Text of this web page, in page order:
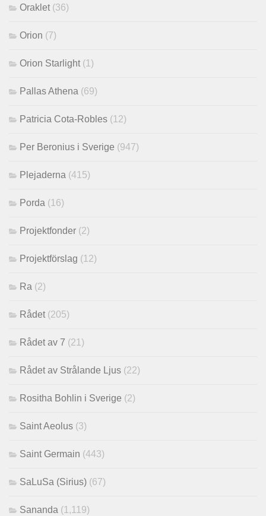
Oraklet (36)
Orion (7)
Orion Starlight (1)
Pallas Athena (69)
Patricia Cota-Robles (12)
Per Beronius i Sverige (947)
Plejaderna (415)
Porda (16)
Projektfonder (2)
Projektförslag (12)
Ra (2)
Rådet (205)
Rådet av 7 (21)
Rådet av Strålande Ljus (22)
Rositha Bohlin i Sverige (2)
Saint Aeolus (3)
Saint Germain (443)
SaLuSa (Sirius) (67)
Sananda (1,119)